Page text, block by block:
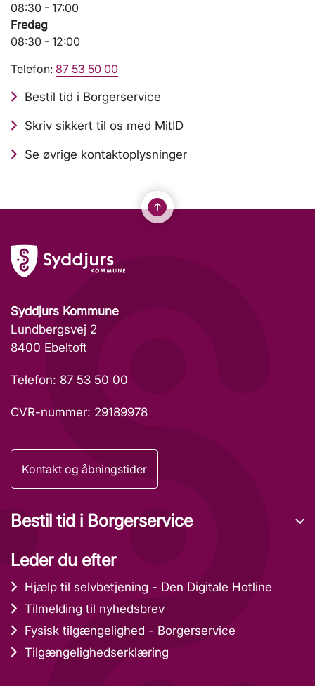
08:30 - 17:00
Fredag
08:30 - 12:00
Telefon: 87 53 50 00
Bestil tid i Borgerservice
Skriv sikkert til os med MitID
Se øvrige kontaktoplysninger
Syddjurs Kommune
Lundbergsvej 2
8400 Ebeltoft
Telefon: 87 53 50 00
CVR-nummer: 29189978
Kontakt og åbningstider
Bestil tid i Borgerservice
Leder du efter
Hjælp til selvbetjening - Den Digitale Hotline
Tilmelding til nyhedsbrev
Fysisk tilgængelighed - Borgerservice
Tilgængelighedserklæring